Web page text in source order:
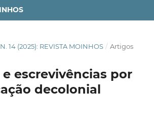
N. 14 (2025): REVISTA MOINHOS / Artigos
escrevivências por
decolonial